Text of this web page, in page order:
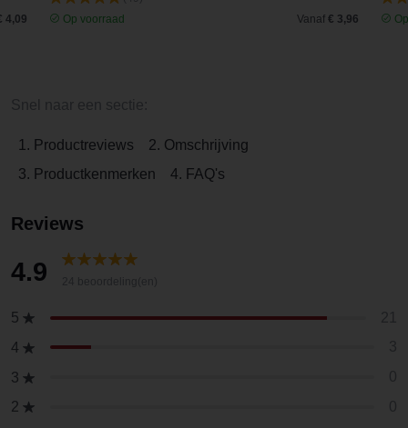
4,09
Op voorraad
Vanaf € 3,96
1. Productreviews
2. Omschrijving
3. Productkenmerken
4. FAQ's
Reviews
4.9
5
4
3
2